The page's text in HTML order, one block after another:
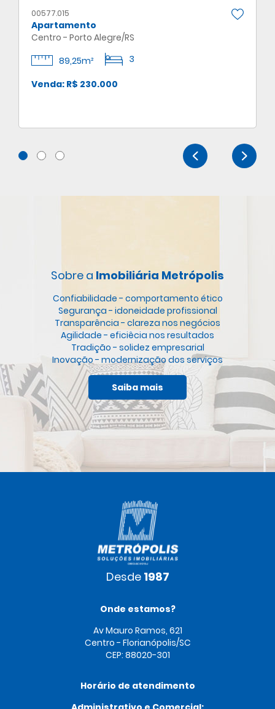
00577.015
Apartamento
Centro - Porto Alegre/RS
89,25m²
3
Venda: R$ 230.000
Sobre a Imobiliária Metrópolis
Confiabilidade - comportamento ético
Segurança - idoneidade profissional
Transparência - clareza nos negócios
Agilidade - eficiêcia nos resultados
Tradição - solidez empresarial
Inovação - modernização dos serviços
Saiba mais
Desde 1987
Onde estamos?
Av Mauro Ramos, 621
Centro - Florianópolis/SC
CEP: 88020-301
Horário de atendimento